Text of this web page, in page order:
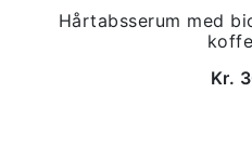
Hårtabsserum med
Kr.